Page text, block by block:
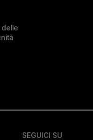
delle
SEGUICI SU